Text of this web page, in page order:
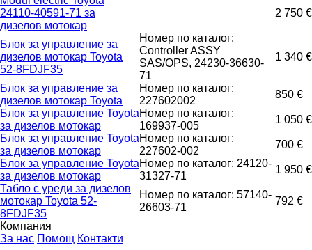
24110-40591-71 за
дизелов мотокар
2 750 €
Блок за управление за
дизелов мотокар Toyota
52-8FDJF35
Номер по каталог:
Controller ASSY
SAS/OPS, 24230-36630-
71
1 340 €
Блок за управление за
дизелов мотокар Toyota
Номер по каталог:
227602002
850 €
Блок за управление Toyota
за дизелов мотокар
Номер по каталог:
169937-005
1 050 €
Блок за управление Toyota
за дизелов мотокар
Номер по каталог:
227602-002
700 €
Блок за управление Toyota
за дизелов мотокар
Номер по каталог: 24120-
31327-71
1 950 €
Табло с уреди за дизелов
мотокар Toyota 52-
8FDJF35
Номер по каталог: 57140-
26603-71
792 €
Компания
За нас Помощ Контакти